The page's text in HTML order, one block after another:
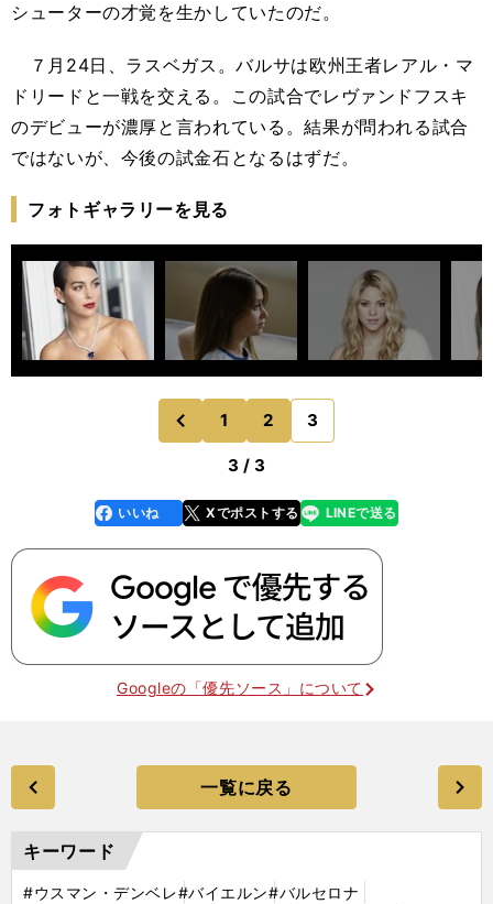
シューターの才覚を生かしていたのだ。
７月24日、ラスベガス。バルサは欧州王者レアル・マ
ドリードと一戦を交える。この試合でレヴァンドフスキ
のデビューが濃厚と言われている。結果が問われる試合
ではないが、今後の試金石となるはずだ。
フォトギャラリーを見る
前
のページへ
1 2 3
3 / 3
faceboo
k
いいね Xでポストする
line LINEで送る
Googleの「優先ソース」について
一覧に戻る
キーワード
#ウスマン・デンベレ#バイエルン#バルセロナ